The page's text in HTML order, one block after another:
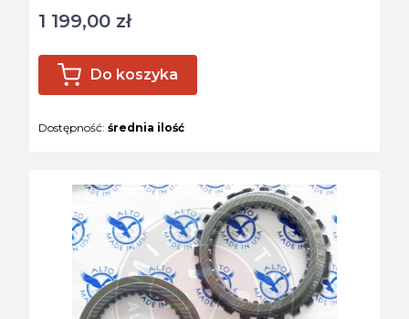
Cena
1 199,00 zł
Do koszyka
Dostępność: średnia ilość